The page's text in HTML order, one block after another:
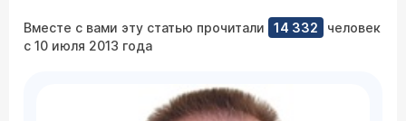
Вместе с вами эту статью прочитали 14 332
человек
с 10 июля 2013 года